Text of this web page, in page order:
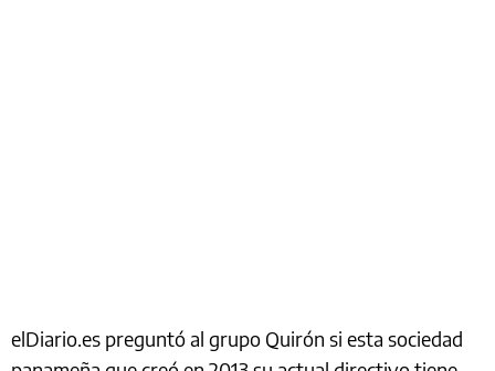
elDiario.es preguntó al grupo Quirón si esta sociedad